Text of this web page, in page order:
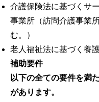
介護保険法に基づくサ
事業所（訪問介護事業
む。）
老人福祉法に基づく養
補助要件
以下の全ての要件を満
があります。